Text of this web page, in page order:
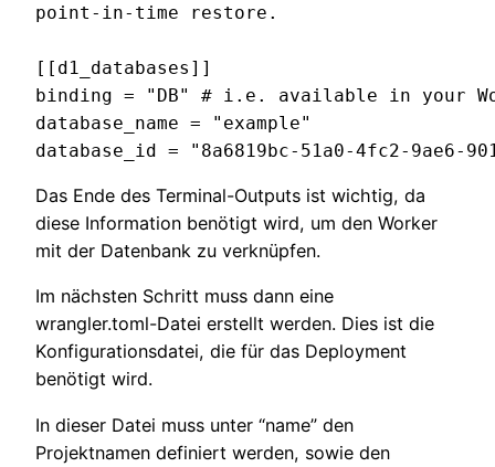
point-in-time restore.
[[d1_databases]]
binding = "DB" # i.e. available in your
database_name = "example"
database_id = "8a6819bc-51a0-4fc2-9ae6-
Das Ende des Terminal-Outputs ist wichtig, da
diese Information benötigt wird, um den Worker
mit der Datenbank zu verknüpfen.
Im nächsten Schritt muss dann eine
wrangler.toml-Datei erstellt werden. Dies ist die
Konfigurationsdatei, die für das Deployment
benötigt wird.
In dieser Datei muss unter “name” den
Projektnamen definiert werden, sowie den